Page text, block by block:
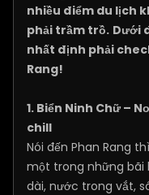
nhiều điểm du lịch
phải trầm trồ. Dưới
nhất định phải
Rang!
1. Biển Ninh Chữ –
chill
Nói đến Phan Rang
một trong những bãi
dài, nước trong vắt,